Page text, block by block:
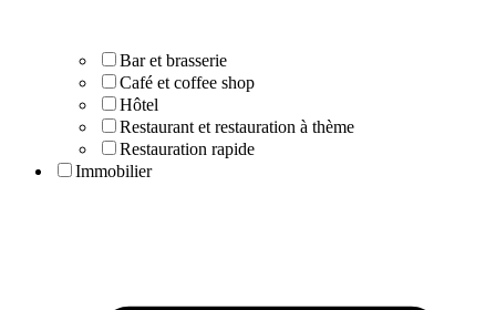
Bar et brasserie
Café et coffee shop
Hôtel
Restaurant et restauration à thème
Restauration rapide
Immobilier